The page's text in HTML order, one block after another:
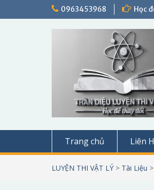
0963453968 Học
Trang chủ Liên
LUYỆN THI VẬT LÝ > Tài Liệu >